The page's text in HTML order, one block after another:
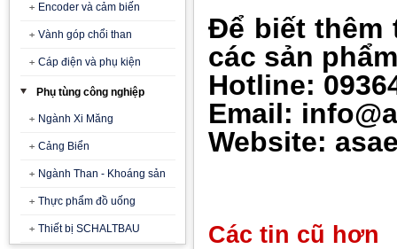
Encoder và cảm biến
Vành góp chổi than
Cáp điện và phụ kiện
Phụ tùng công nghiệp
Ngành Xi Măng
Cảng Biển
Ngành Than - Khoáng sản
Thực phẩm đồ uống
Thiết bị SCHALTBAU
Để biết thêm
các sản phẩm
Hotline:
Email:
Website:
Các tin cũ hơn